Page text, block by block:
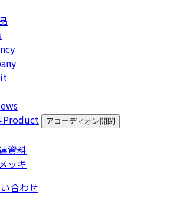
Product アコーディオン開閉
資料
ッキ
合わせ